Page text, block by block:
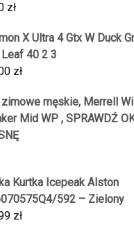
zł
X Ultra 4 Gtx W Duck
40 2 3
zł
zimowe męskie, Merrell
Mid WP , SPRAWDŹ
Kurtka Icepeak Alston
592 – Zielony
zł